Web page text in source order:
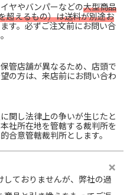
ヤやバンパーなどの大型商品
超えるもの）は送料が別途お
す。必ずご注文前にお問い合
管店舗が異なるため、店頭で
の方は、来店前にお問い合わ
関し法律上の争いが生じたと
社所在地を管轄する裁判所を
合意管轄裁判所とします。
ておりませんが、弊社の過